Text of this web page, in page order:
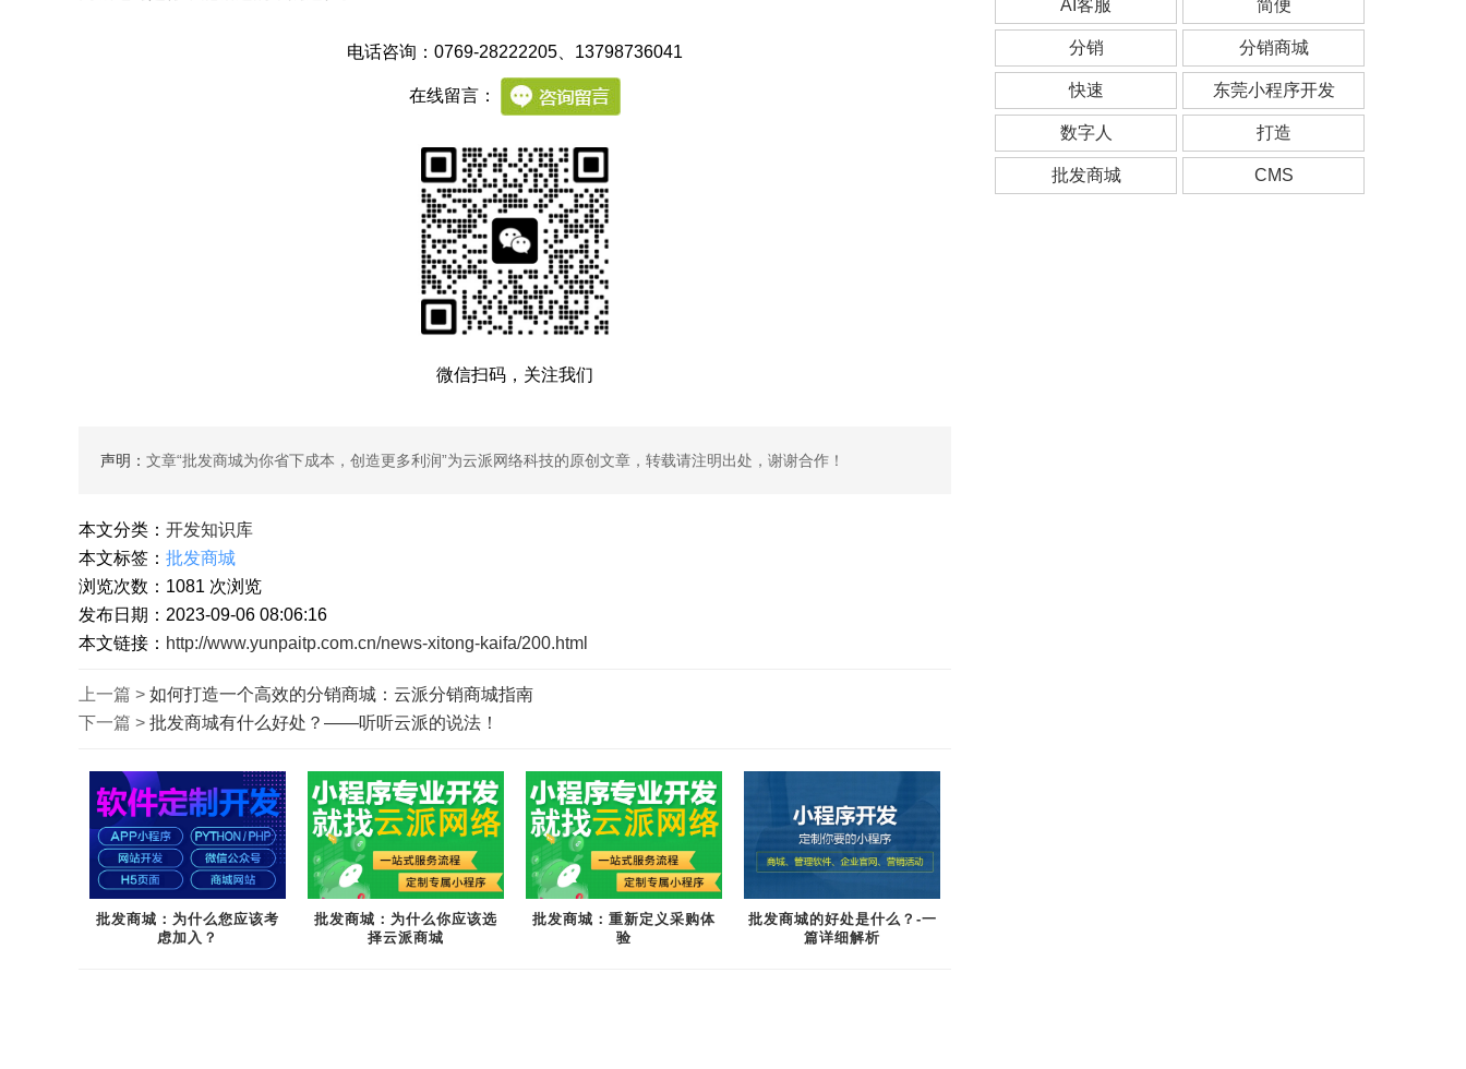
电话咨询：0769-28222205 、13798736041
在线留言：
微信扫码，关注我们
声明： 文章“批发商城为你省下成本，创造更多利润”为云派网络科技的原创文章，转载请注明出处，谢谢合作！
本文分类： 开发知识库
本文标签： 批发商城
浏览次数： 1081 次浏览
发布日期：2023-09-06 08:06:16
本文链接： http://www.yunpaitp.com.cn/news-xitong-kaifa/200.html
上一篇 > 如何打造一个高效的分销商城：云派分销商城指南
下一篇 > 批发商城有什么好处？——听听云派的说法！
批发商城：为什么您应该考
虑加入？
批发商城：为什么你应该选
择云派商城
批发商城：重新定义采购体
验
批发商城的好处是什么？-一
篇详细解析
AI客服 简便
分销 分销商城
快速 东莞小程序开发
数字人 打造
批发商城 CMS